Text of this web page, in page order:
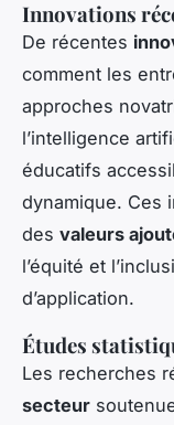
Innovations
De récentes
comment les
approches
l’intelligence
éducatifs
dynamique. Ces
des valeurs
l’équité et
d’application.
Études
Les recherches
secteur